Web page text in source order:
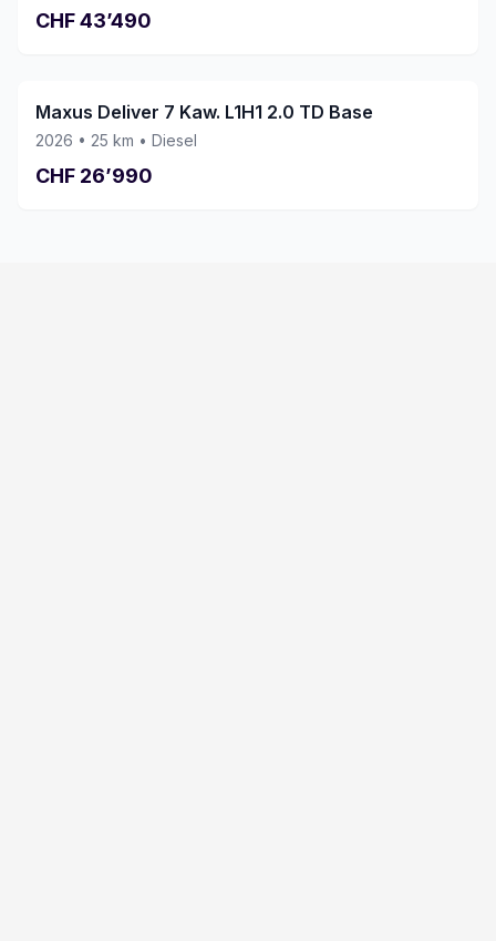
CHF43’490
Maxus Deliver 7 Kaw. L1H1 2.0 TD Base
2026 • 25 km • Diesel
CHF 26’990